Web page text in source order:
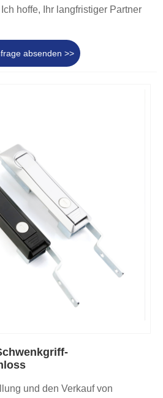
hoffe, Ihr langfristiger Partner
absenden >>
und den Verkauf von